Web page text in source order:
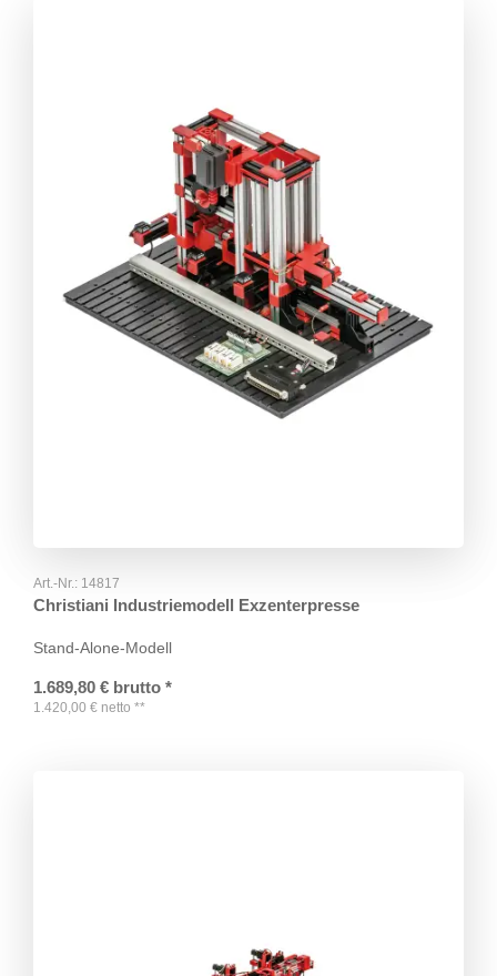
Art.-Nr.: 14817
Christiani Industriemodell Exzenterpresse
Stand-Alone-Modell
1.689,80 € brutto *
1.420,00 € netto **